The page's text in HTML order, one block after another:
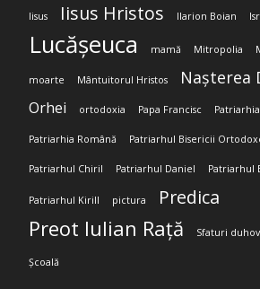
Iisus Iisus Hristos Ilarion Boian
Lucășeuca mamă Mitropolia
moarte Mântuitorul Hristos Nașterea
Orhei ortodoxia Papa Francisc
Patriarhia Română Patriarhul Bisericii
Patriarhul Chiril Patriarhul Daniel Patriarhul
Patriarhul Kirill pictura Predica
Preot Iulian Rață Sfaturi
Școală